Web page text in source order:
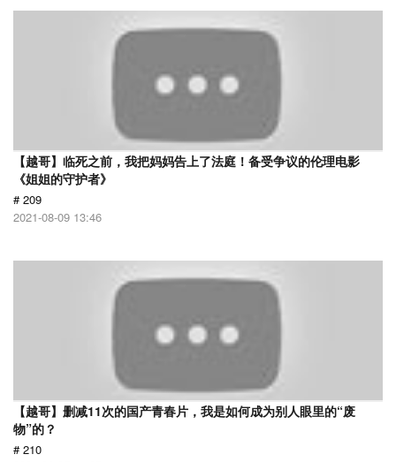
【越哥】临死之前，我把妈妈告上了法庭！备受争议的伦理电影
《姐姐的守护者》
# 209
2021-08-09 13:46
【越哥】删减11次的国产青春片，我是如何成为别人眼里的“废
物”的？
# 210